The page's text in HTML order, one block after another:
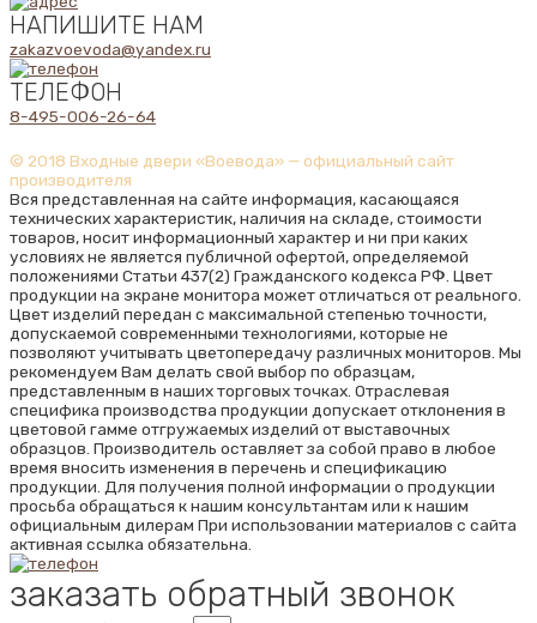
НАПИШИТЕ НАМ
zakazvoevoda@yandex.ru
ТЕЛЕФОН
8-495-006-26-64
© 2018 Входные двери «Воевода» — официальный сайт
производителя
Вся представленная на сайте информация, касающаяся
технических характеристик, наличия на складе, стоимости
товаров, носит информационный характер и ни при каких
условиях не является публичной офертой, определяемой
положениями Статьи 437(2) Гражданского кодекса РФ. Цвет
продукции на экране монитора может отличаться от реального.
Цвет изделий передан с максимальной степенью точности,
допускаемой современными технологиями, которые не
позволяют учитывать цветопередачу различных мониторов. Мы
рекомендуем Вам делать свой выбор по образцам,
представленным в наших торговых точках. Отраслевая
специфика производства продукции допускает отклонения в
цветовой гамме отгружаемых изделий от выставочных
образцов. Производитель оставляет за собой право в любое
время вносить изменения в перечень и спецификацию
продукции. Для получения полной информации о продукции
просьба обращаться к нашим консультантам или к нашим
официальным дилерам При использовании материалов с сайта
активная ссылка обязательна.
заказать обратный звонок